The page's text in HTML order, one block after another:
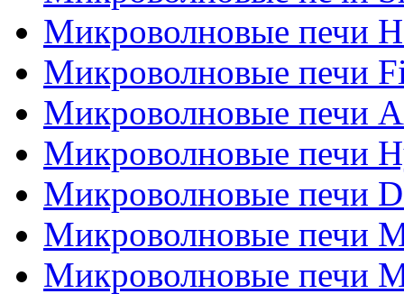
Микроволновые печи
Микроволновые печи
Микроволновые печи
Микроволновые печи
Микроволновые печи
Микроволновые печи
Микроволновые печи